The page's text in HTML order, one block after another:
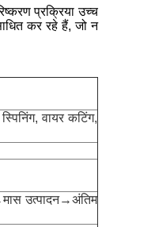
प्रक्रिया उच्च
कर रहे हैं, जो न
वायर कटिंग,
उत्पादन→अंतिम